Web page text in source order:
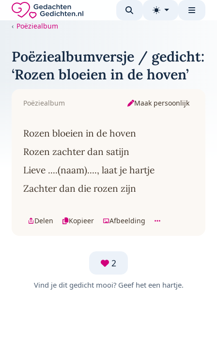
Direct naar de inhoud
Gedachten-Gedichten.nl — naar de homepage
Poëziealbum
Poëziealbumversje / gedicht:
‘Rozen bloeien in de hoven’
Poëziealbum Maak persoonlijk
Rozen bloeien in de hoven
Rozen zachter dan satijn
Lieve ....(naam)...., laat je hartje
Zachter dan die rozen zijn
Delen Kopieer Afbeelding
2
Vind je dit gedicht mooi? Geef het een hartje.